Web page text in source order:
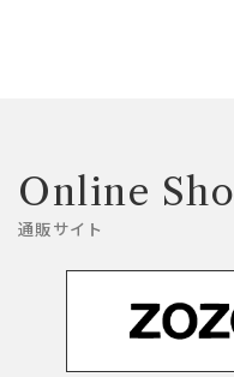
Online
通販サイト